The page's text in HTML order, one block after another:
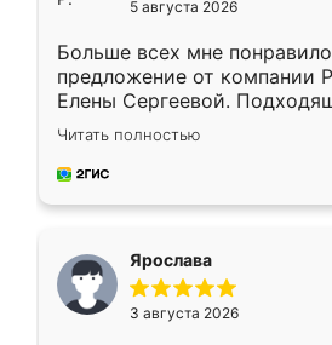
5 августа 2026
Больше всех мне
предложение от компании
Елены Сергеевой.
короткие сроки
для замера сотрудник
предложил по моему
Читать полностью
Ярослава
3 августа 2026